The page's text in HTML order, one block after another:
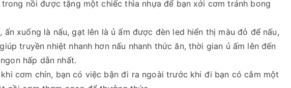
nồi được tặng một chiếc thìa nhựa để bạn xới cơm tránh bong
xuống là nấu, gạt lên là ủ ấm được đèn led hiển thị màu đỏ để nấu,
truyền nhiệt nhanh hơn nấu nhanh thức ăn, thời gian ủ ấm lên đến
hấp dẫn nhất.
cơm chín, bạn có việc bận đi ra ngoài trước khi đi bạn có cắm một